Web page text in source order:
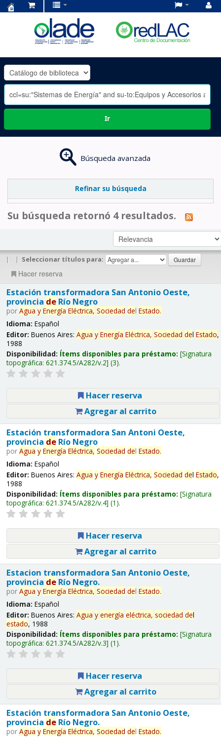
OLADE
-
Ir
Búsqueda avanzada
Refinar su búsqueda
Su búsqueda retornó 4 resultados.
| | Seleccionar títulos para:
Hacer reserva
Estación transformadora San Antonio Oeste,
provincia deRío Negro
por Agua y Energía Eléctrica, Sociedad del Estado.
Idioma: Español
Editor: Buenos Aires: Agua y Energía Eléctrica, Sociedad del Estado,
1988
Disponibilidad: Ítems disponibles para préstamo: Signatura
topográfica: 621.374.5/A282/v.2 (3).
Hacer reserva
Agregar al carrito
Estación transformadora San Antoni Oeste,
provincia deRío Negro
por Agua y Energía Eléctrica, Sociedad del Estado.
Idioma: Español
Editor: Buenos Aires: Agua y Energía Eléctrica, Sociedad del Estado,
1988
Disponibilidad: Ítems disponibles para préstamo: Signatura
topográfica: 621.374.5/A282/v.4 (1).
Hacer reserva
Agregar al carrito
Estacion transformadora San Antonio Oeste,
provincia deRío Negro.
por Agua y Energía Eléctrica, Sociedad del Estado.
Idioma: Español
Editor: Buenos Aires: Agua y energía eléctrica, sociedad del
estado, 1988
Disponibilidad: Ítems disponibles para préstamo: Signatura
topográfica: 621.374.5/A282/v.3 (1).
Hacer reserva
Agregar al carrito
Estación transformadora San Antonio Oeste,
provincia deRío Negro.
por Agua y Energía Eléctrica, Sociedad del Estado.